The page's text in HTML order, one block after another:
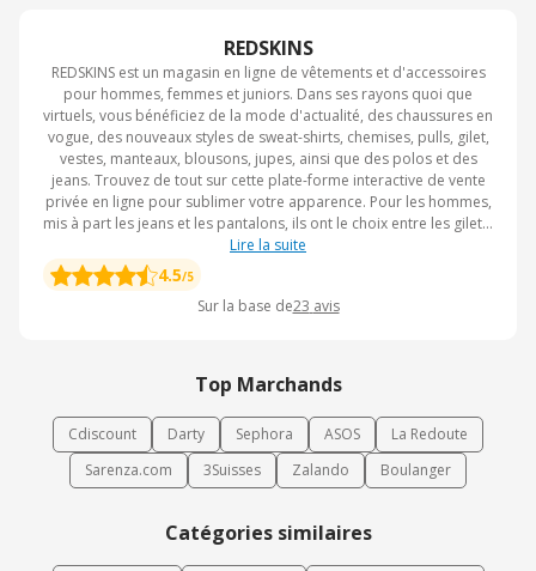
REDSKINS
REDSKINS est un magasin en ligne de vêtements et d'accessoires
pour hommes, femmes et juniors. Dans ses rayons quoi que
virtuels, vous bénéficiez de la mode d'actualité, des chaussures en
vogue, des nouveaux styles de sweat-shirts, chemises, pulls, gilet,
vestes, manteaux, blousons, jupes, ainsi que des polos et des
jeans. Trouvez de tout sur cette plate-forme interactive de vente
privée en ligne pour sublimer votre apparence. Pour les hommes,
mis à part les jeans et les pantalons, ils ont le choix entre les gilets,
les polos, les pulls, les sweat-shirts, les T-shirts et les différents
accessoires qui vont avec. Les juniors trouveront leur lot de
bonheur parmi les sweats, cabans, blousons, T-shirts, polos,
jeans, pantalons, le choix est large. REDSKINS, c'est également le
émergent, mais aussi toutes les nouveautés en puissance à
chaque saison.
Lire la suite
4.5/5
Sur la base de23 avis
Top Marchands
Cdiscount Darty Sephora ASOS
La Redoute
Sarenza.com
3Suisses Zalando Boulanger
Catégories similaires